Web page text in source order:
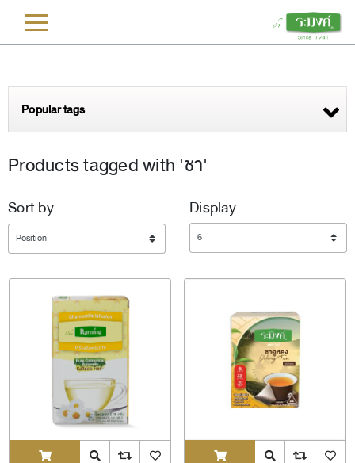
Popular tags
Products tagged with 'ชา'
Sort by
Display
Display